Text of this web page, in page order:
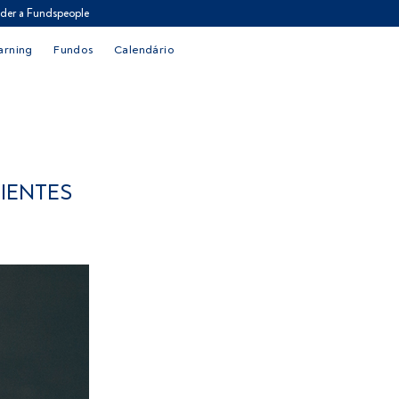
a Fundspeople
Fundos Calendário